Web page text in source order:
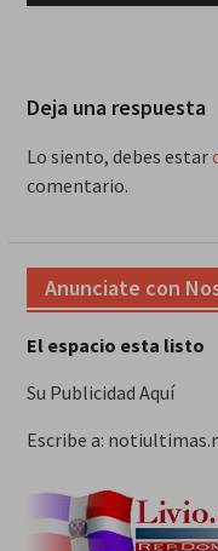
Deja una respuesta
Lo siento, debes estar
comentario.
Anunciate con
El espacio esta listo
Su Publicidad Aquí
Escribe a: